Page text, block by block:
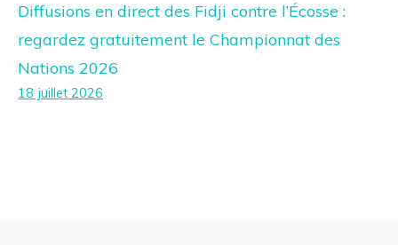
Diffusions en direct des Fidji contre l’Écosse :
regardez gratuitement le Championnat des
Nations 2026
18 juillet 2026